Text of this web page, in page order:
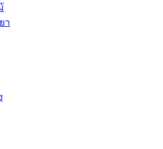
า